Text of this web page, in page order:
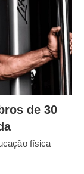
de 30
física